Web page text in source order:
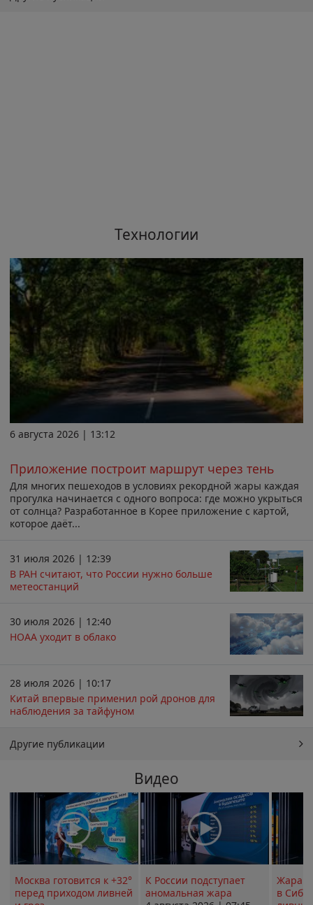
Технологии
6 августа 2026 | 13:12
Приложение построит маршрут через тень
Для многих пешеходов в условиях рекордной жары каждая
прогулка начинается с одного вопроса: где можно укрыться
от солнца? Разработанное в Корее приложение с картой,
которое даёт...
31 июля 2026 | 12:39
В РАН считают, что России нужно больше
метеостанций
30 июля 2026 | 12:40
НОАА уходит в облако
28 июля 2026 | 10:17
Китай впервые применил рой дронов для
наблюдения за тайфуном
Другие публикации
Видео
Москва готовится к +32°
перед приходом ливней
К России подступает
аномальная жара
Жара в
в